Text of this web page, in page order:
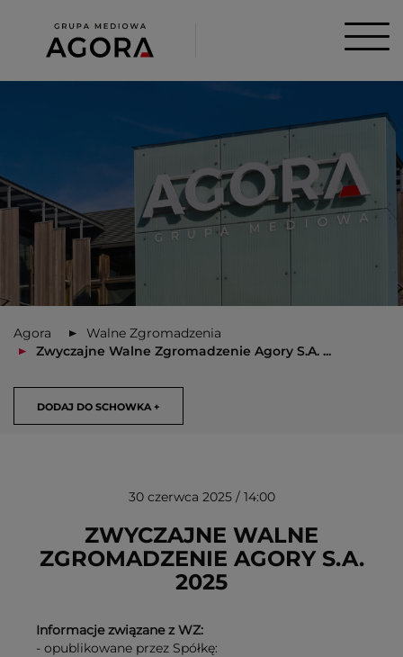
Agora
Walne Zgromadzenia
Zwyczajne Walne Zgromadzenie Agory S.A. ...
DODAJ DO SCHOWKA +
30 czerwca 2025 / 14:00
ZWYCZAJNE WALNE
ZGROMADZENIE AGORY S.A.
2025
Informacje związane z WZ:
- opublikowane przez Spółkę: